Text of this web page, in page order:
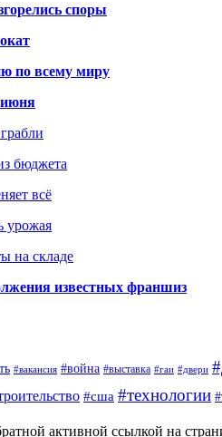
споры
по всему миру
июня
бюджета
всё
урожая
на складе
известных франшиз
#вакансия #война #выставка #гаи #двери
#сша #технологии
активной ссылкой на